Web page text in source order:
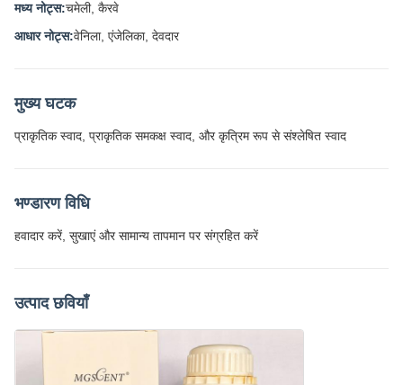
मध्य नोट्स:चमेली, कैरवे
आधार नोट्स:वेनिला, एंजेलिका, देवदार
मुख्य घटक
प्राकृतिक स्वाद, प्राकृतिक समकक्ष स्वाद, और कृत्रिम रूप से संश्लेषित स्वाद
भण्डारण विधि
हवादार करें, सुखाएं और सामान्य तापमान पर संग्रहित करें
उत्पाद छवियाँ